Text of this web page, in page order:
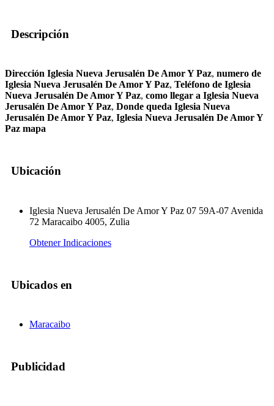
Descripción
Dirección Iglesia Nueva Jerusalén De Amor Y Paz, numero de
Iglesia Nueva Jerusalén De Amor Y Paz, Teléfono de Iglesia
Nueva Jerusalén De Amor Y Paz, como llegar a Iglesia Nueva
Jerusalén De Amor Y Paz, Donde queda Iglesia Nueva
Jerusalén De Amor Y Paz, Iglesia Nueva Jerusalén De Amor Y
Paz mapa
Ubicación
Iglesia Nueva Jerusalén De Amor Y Paz 07 59A-07 Avenida
72 Maracaibo 4005, Zulia
Obtener Indicaciones
Ubicados en
Maracaibo
Publicidad